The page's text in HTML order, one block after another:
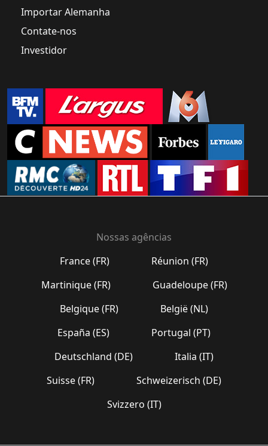
Importar Alemanha
Contate-nos
Investidor
Nossas agências
France (FR)
Réunion (FR)
Martinique (FR)
Guadeloupe (FR)
Belgique (FR)
België (NL)
España (ES)
Portugal (PT)
Deutschland (DE)
Italia (IT)
Suisse (FR)
Schweizerisch (DE)
Svizzero (IT)